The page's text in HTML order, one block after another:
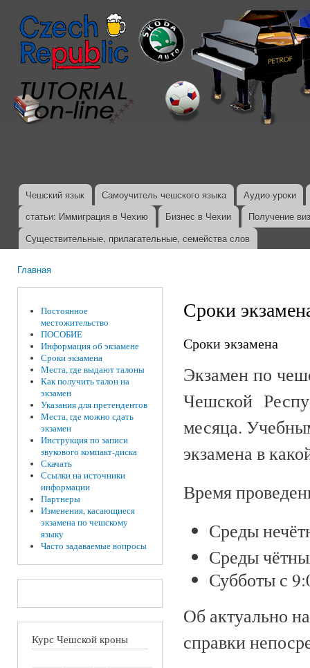
Главное меню
Чешский язык Самоучитель чешского языка
Аудио-уроки
статьи: Иммиграция в Чехию
Бизнес в Чехии
Получение
Существительные, прилагательные, семейства слов
Главная
Постоянное
местожительство
ПОСОБИЕ
Информация об экзамене
Сроки экзамена
Места, где выдают талоны
Как получить талон на
экзамен
Указания для претендентов
Места, где можно сдать
экзамен
Инструкция по записи
звукового компакт-диска
Скачать
Ссылки на источники
информации
Партнеры
Изменения, касающиеся
экзамена по чешскому
языку
Часто задаваемые вопросы
Курс Чешской кроны
Сроки
Сроки экзамена
Экзамен по
Чешской
месяца.
экзамена в
Время
Среды
Среды
Субботы с
Об актуально
справки